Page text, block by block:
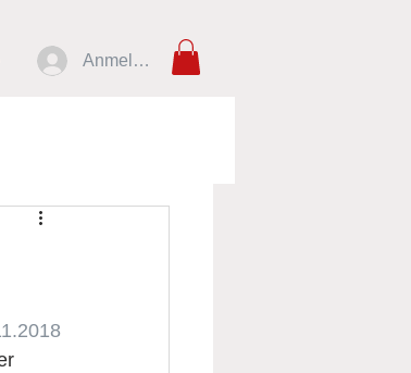
Anmelden